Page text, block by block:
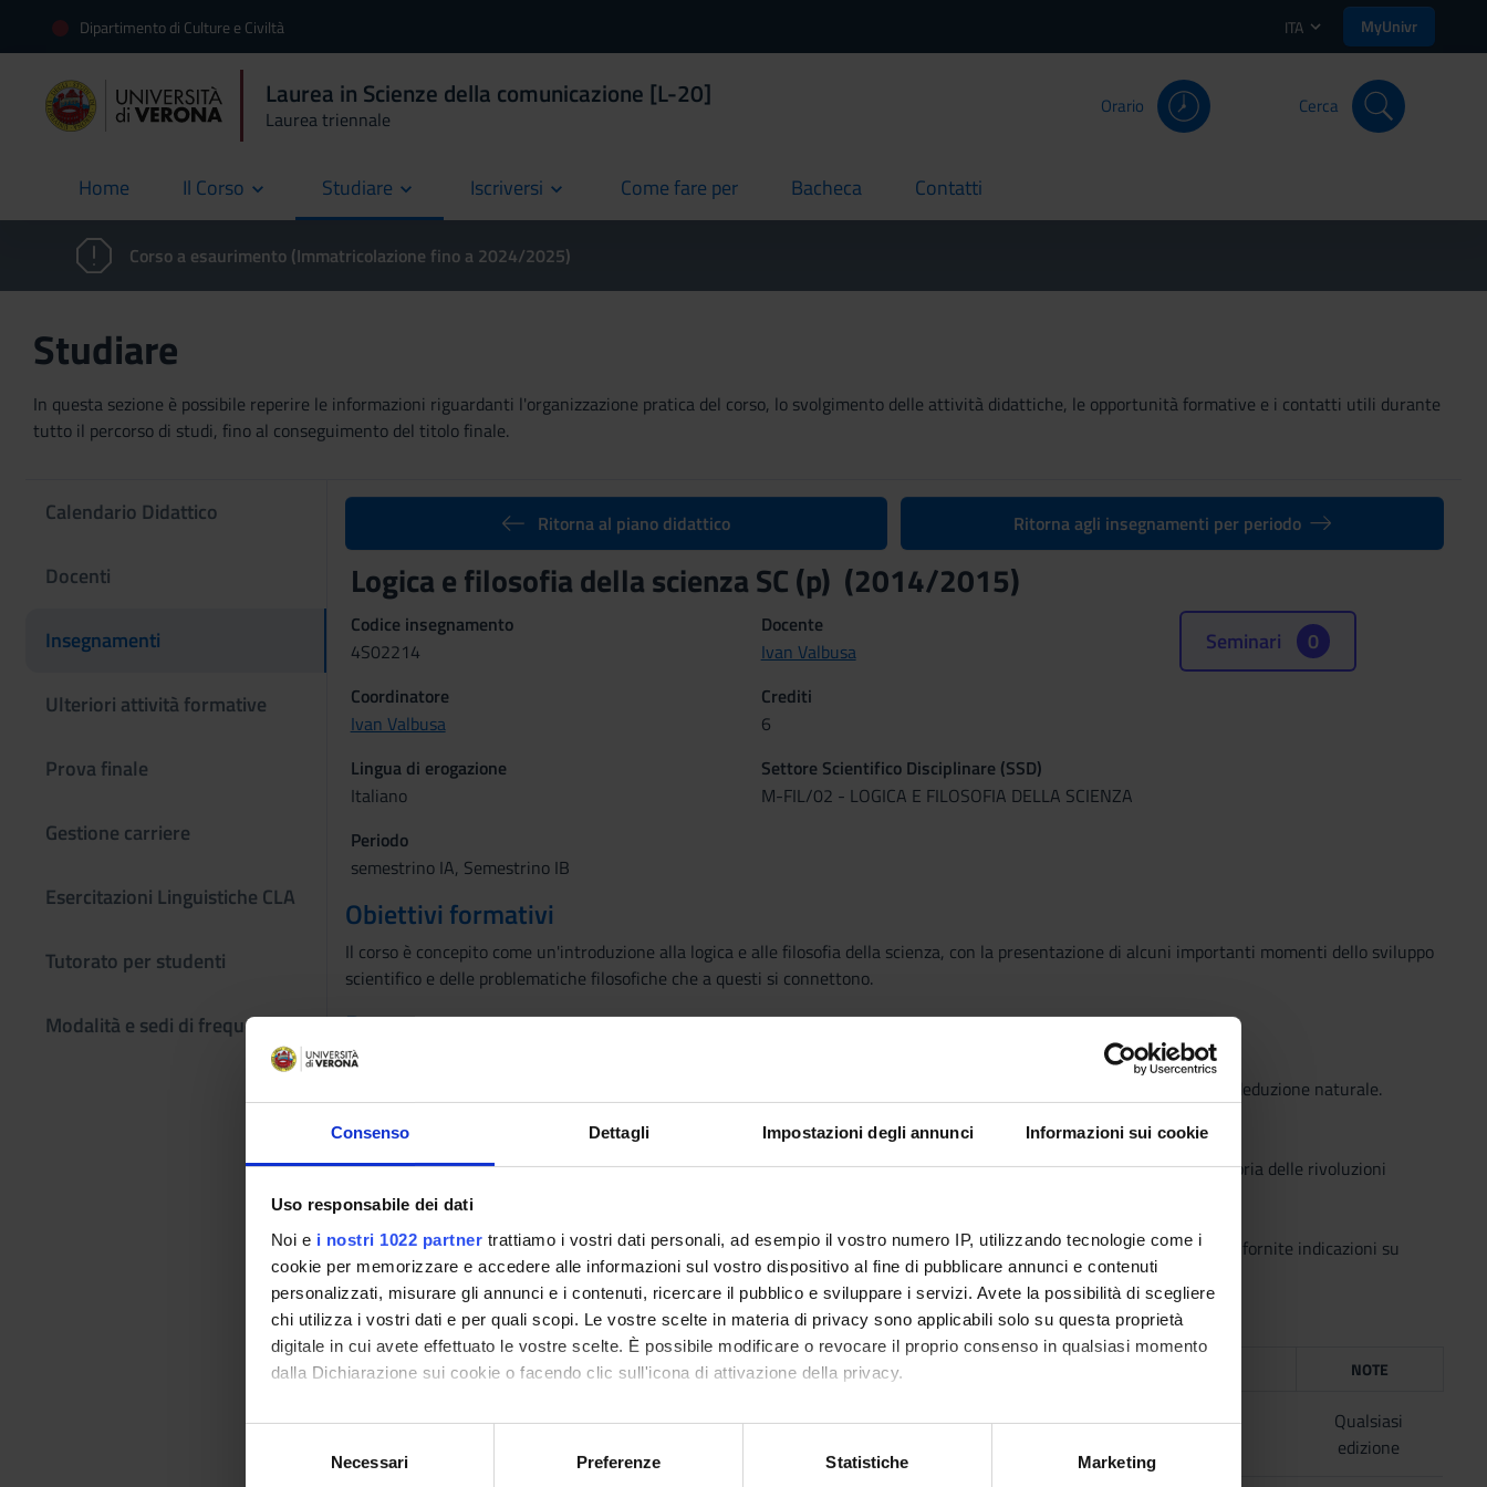
Consenso Dettagli Impostazioni degli annunci Informazioni sui cookie
Uso responsabile dei dati
Noi e i nostri 1022 partner trattiamo i vostri dati personali, ad esempio il vostro numero IP, utilizzando tecnologie come i
cookie per memorizzare e accedere alle informazioni sul vostro dispositivo al fine di pubblicare annunci e contenuti
personalizzati, misurare gli annunci e i contenuti, ricercare il pubblico e sviluppare i servizi. Avete la possibilità di scegliere
chi utilizza i vostri dati e per quali scopi. Le vostre scelte in materia di privacy sono applicabili solo su questa proprietà
digitale in cui avete effettuato le vostre scelte. È possibile modificare o revocare il proprio consenso in qualsiasi momento
dalla Dichiarazione sui cookie o facendo clic sull'icona di attivazione della privacy.
Con il tuo consenso, vorremmo anche:
raccogliere informazioni sulla tua posizione geografica, con un'approssimazione di qualche metro,
Necessari Preferenze Statistiche Marketing
Dipartimento di Culture e Civiltà ITA MyUnivr
Laurea in Scienze della comunicazione [L-20]
Laurea triennale
Orario Cerca
Home
current Il Corso Studiare Iscriversi Come fare per
current Bacheca
current Contatti
current
Corso a esaurimento (Immatricolazione fino a 2024/2025)
Studiare
In questa sezione è possibile reperire le informazioni riguardanti l'organizzazione pratica del corso, lo svolgimento delle attività didattiche, le opportunità formative e i contatti utili durante
tutto il percorso di studi, fino al conseguimento del titolo finale.
Calendario Didattico
Docenti
Insegnamenti
Ulteriori attività formative
Prova finale
Gestione carriere
Esercitazioni Linguistiche CLA
Tutorato per studenti
Modalità e sedi di frequenza
Ritorna al piano didattico Ritorna agli insegnamenti per periodo
Logica e filosofia della scienza SC (p) (2014/2015)
Codice insegnamento
4S02214
Docente
Ivan Valbusa
Coordinatore
Ivan Valbusa
Crediti
6
Lingua di erogazione
Italiano
Settore Scientifico Disciplinare (SSD)
M-FIL/02 - LOGICA E FILOSOFIA DELLA SCIENZA
Periodo
semestrino IA, Semestrino IB
Seminari 0
Obiettivi formativi
Il corso è concepito come un'introduzione alla logica e alle filosofia della scienza, con la presentazione di alcuni importanti momenti dello sviluppo
scientifico e delle problematiche filosofiche che a questi si connettono.
Programma
Logica
(a) Elementi di logica proposizionale (b) Elementi di semantica logica (c) Elementi di logica predicativa (d) Il calcolo della deduzione naturale.
Filosofia della scienza
(a) La nascita della meccanica. (b) Positivismo, convenzionalismo, empirismo logico, falsificazionismo, operazionismo, teoria delle rivoluzioni
scientifiche (c) Induzione, deduzione, abduzione (d) Scienza, filosofia e metafisica.
Gli argomenti trattati verranno pubblicati online nel "Diario della lezioni". Durante lo svolgimento delle lezioni verranno fornite indicazioni su
ulteriori letture di approfondimento e sull’eventuale materiale didattico integrativo.
Testi di riferimento
AUTORE TITOLO NOTE
G. Boniolo et al. (a cura di) Filosofia della scienza Cortina 2002
Qualsiasi
edizione